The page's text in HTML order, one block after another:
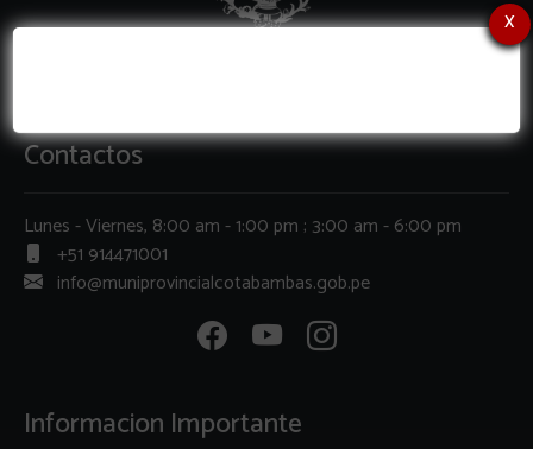
x
Contactos
Lunes - Viernes, 8:00 am - 1:00 pm ; 3:00 am - 6:00 pm
+51 914471001
info@muniprovincialcotabambas.gob.pe
Informacion Importante